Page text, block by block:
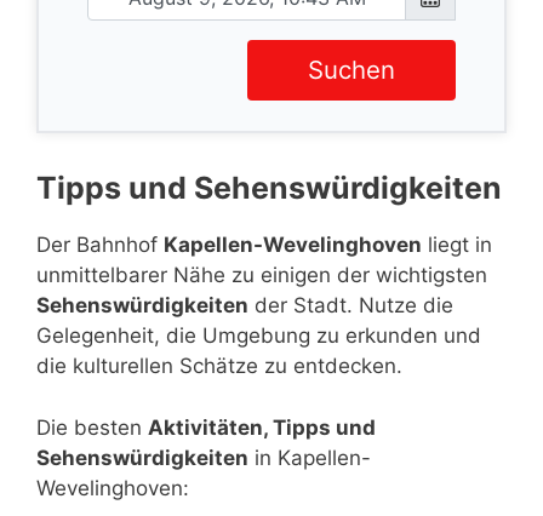
Suchen
Tipps und Sehenswürdigkeiten
Der Bahnhof Kapellen-Wevelinghoven liegt in
unmittelbarer Nähe zu einigen der wichtigsten
Sehenswürdigkeiten der Stadt. Nutze die
Gelegenheit, die Umgebung zu erkunden und
die kulturellen Schätze zu entdecken.
Die besten Aktivitäten, Tipps und
Sehenswürdigkeiten in Kapellen-
Wevelinghoven: